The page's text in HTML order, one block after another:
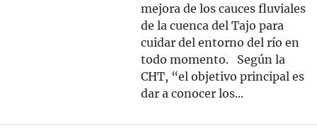
mejora de los cauces fluviales
de la cuenca del Tajo para
cuidar del entorno del río en
todo momento. Según la
CHT, “el objetivo principal es
dar a conocer los...